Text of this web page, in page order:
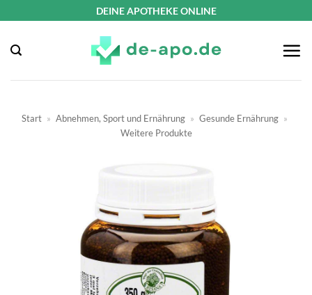
springen
DEINE APOTHEKE ONLINE
Start » Abnehmen, Sport und Ernährung » Gesunde Ernährung »
Weitere Produkte